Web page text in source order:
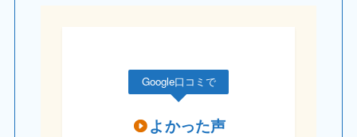
Google口コミで
よかった声